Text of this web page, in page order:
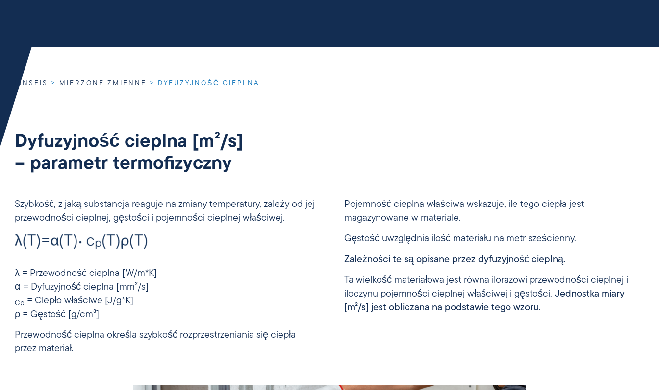
LINSEIS > MIERZONE ZMIENNE > DYFUZYJNOŚĆ CIEPLNA
Dyfuzyjność cieplna [m²/s]
– parametr termofizyczny
Szybkość, z jaką substancja reaguje na zmiany temperatury, zależy od jej
przewodności cieplnej, gęstości i pojemności cieplnej właściwej.
λ = Przewodność cieplna [W/m*K]
α = Dyfuzyjność cieplna [mm²/s]
Cp = Ciepło właściwe [J/g*K]
ρ = Gęstość [g/cm³]
Przewodność cieplna określa szybkość rozprzestrzeniania się ciepła
przez materiał.
Pojemność cieplna właściwa wskazuje, ile tego ciepła jest
magazynowane w materiale.
Gęstość uwzględnia ilość materiału na metr sześcienny.
Zależności te są opisane przez dyfuzyjność cieplną.
Ta wielkość materiałowa jest równa ilorazowi przewodności cieplnej i
iloczynu pojemności cieplnej właściwej i gęstości. Jednostka miary
[m²/s] jest obliczana na podstawie tego wzoru.